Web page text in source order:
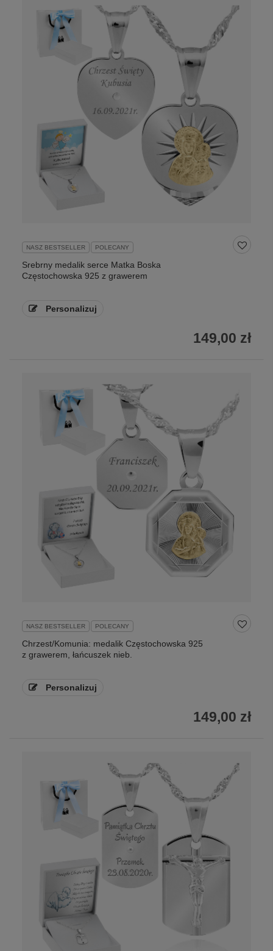
NASZ BESTSELLER POLECANY
Srebrny medalik serce Matka Boska
Częstochowska 925 z grawerem
Personalizuj
149,00 zł
NASZ BESTSELLER POLECANY
Chrzest/Komunia: medalik Częstochowska 925
z grawerem, łańcuszek nieb.
Personalizuj
149,00 zł